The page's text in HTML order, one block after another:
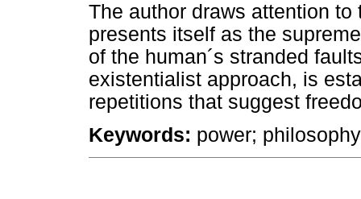
The author draws attention
presents itself as the
of the human´s stranded
existentialist approach, is
repetitions that suggest
Keywords: power;